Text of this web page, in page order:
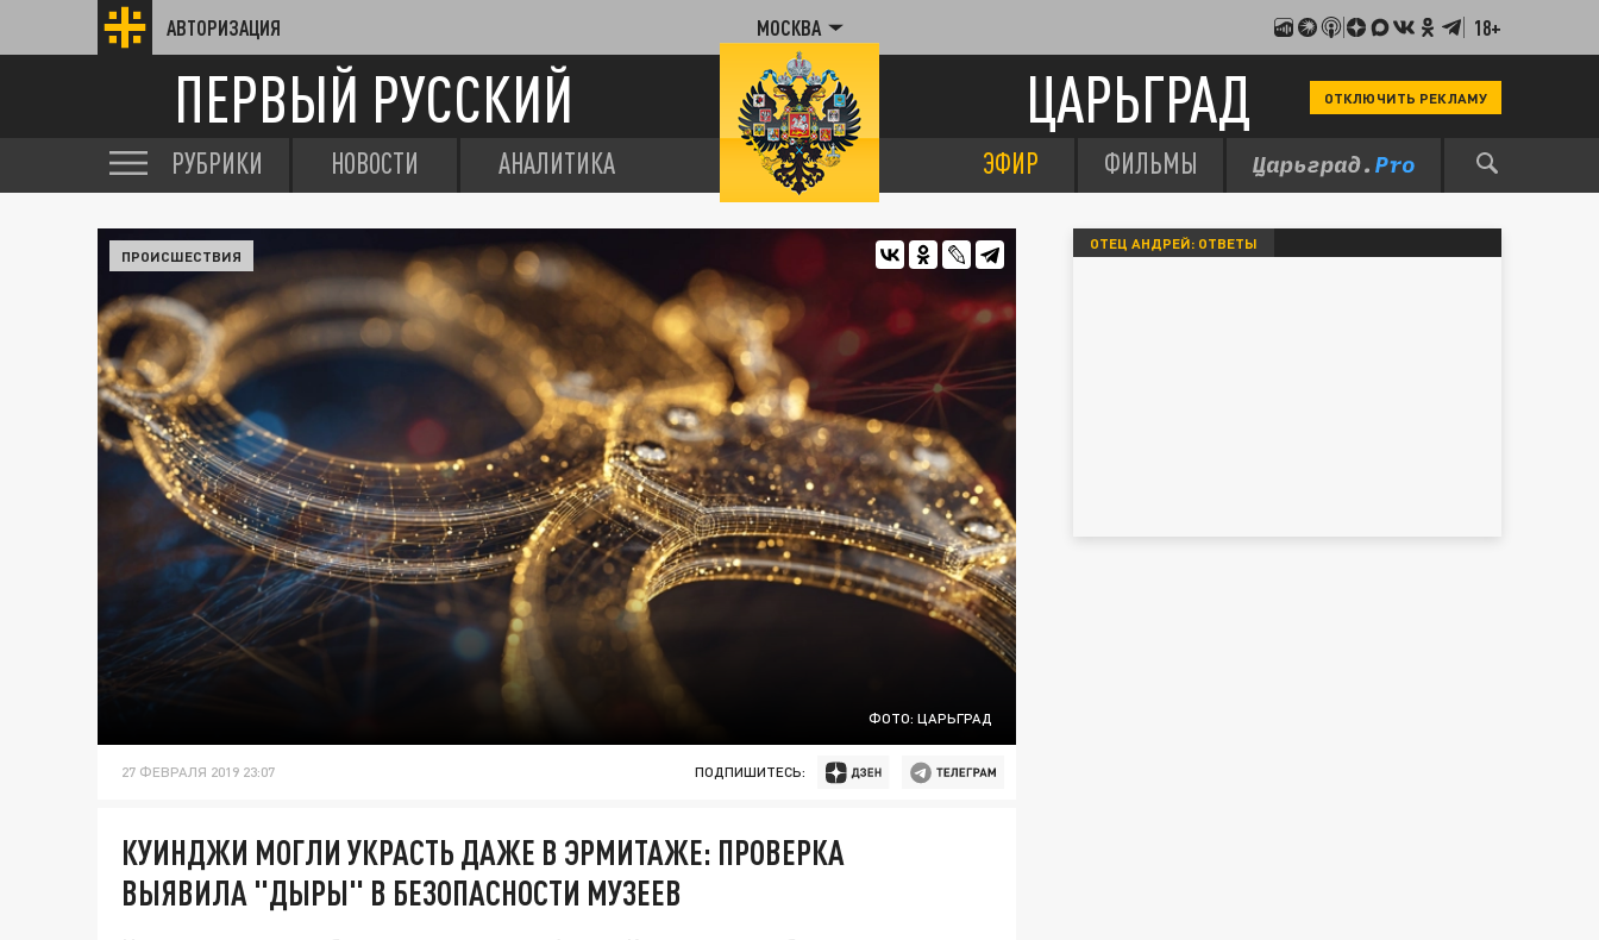
АВТОРИЗАЦИЯ МОСКВА 18+
ПЕРВЫЙ РУССКИЙ ЦАРЬГРАД ОТКЛЮЧИТЬ РЕКЛАМУ
РУБРИКИ НОВОСТИ АНАЛИТИКА ЭФИР ФИЛЬМЫ
ФОТО: ЦАРЬГРАД
ПРОИСШЕСТВИЯ
27 ФЕВРАЛЯ 2019 23:07 ПОДПИШИТЕСЬ:
КУИНДЖИ МОГЛИ УКРАСТЬ ДАЖЕ В ЭРМИТАЖЕ: ПРОВЕРКА
ВЫЯВИЛА "ДЫРЫ" В БЕЗОПАСНОСТИ МУЗЕЕВ
ОТЕЦ АНДРЕЙ: ОТВЕТЫ